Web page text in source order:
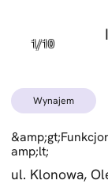
wynajem
&
amp;lt;
ul. Klonowa,